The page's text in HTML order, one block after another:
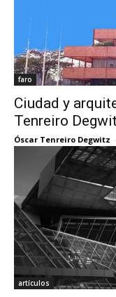
faro
Ciudad y
Tenreiro
Óscar Tenreiro Degwitz -
artículos